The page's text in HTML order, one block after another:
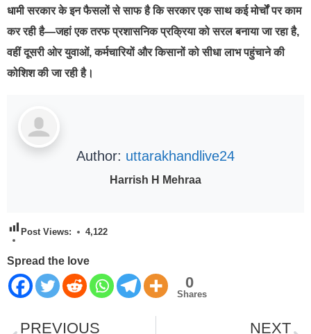
धामी सरकार के इन फैसलों से साफ है कि सरकार एक साथ कई मोर्चों पर काम
कर रही है—जहां एक तरफ प्रशासनिक प्रक्रिया को सरल बनाया जा रहा है,
वहीं दूसरी ओर युवाओं, कर्मचारियों और किसानों को सीधा लाभ पहुंचाने की
कोशिश की जा रही है।
Author: uttarakhandlive24
Harrish H Mehraa
Post Views: 4,122
Spread the love
0
Shares
PREVIOUS
NEXT